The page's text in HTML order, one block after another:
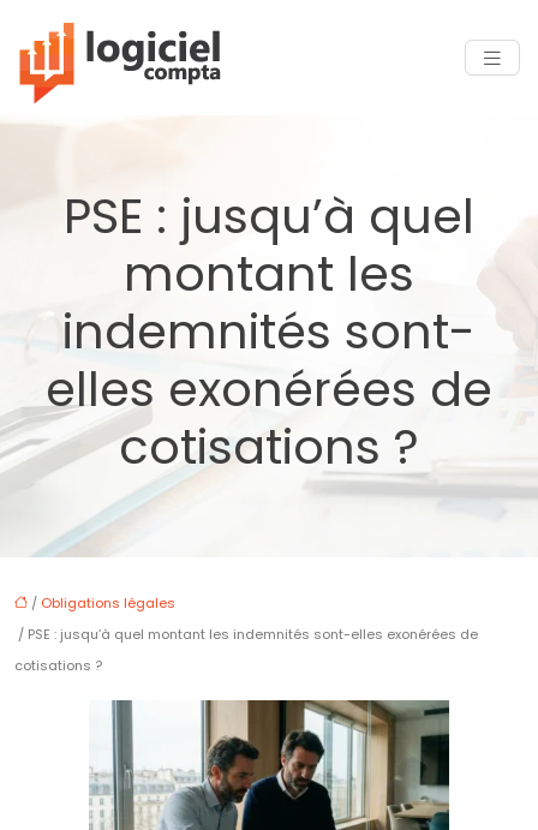
PSE : jusqu’à quel
montant les
indemnités sont-
elles exonérées de
cotisations ?
/ Obligations légales
/ PSE : jusqu’à quel montant les indemnités sont-elles exonérées de
cotisations ?